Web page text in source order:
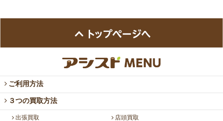
ご利用方法
３つの買取方法
出張買取
店頭買取